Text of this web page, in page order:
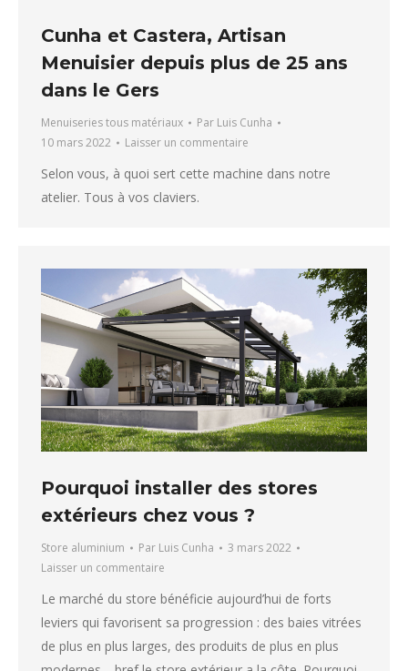
Cunha et Castera, Artisan
Menuisier depuis plus de 25 ans
dans le Gers
Menuiseries tous matériaux Par Luis Cunha
10 mars 2022
Laisser un commentaire
Selon vous, à quoi sert cette machine dans notre
atelier. Tous à vos claviers.
Pourquoi installer des stores
extérieurs chez vous ?
Store aluminium Par Luis Cunha
3 mars 2022
Laisser un commentaire
Le marché du store bénéficie aujourd’hui de forts
leviers qui favorisent sa progression : des baies vitrées
de plus en plus larges, des produits de plus en plus